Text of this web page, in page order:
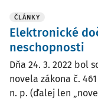
ČLÁNKY
Elektronické
neschopnosti
Dňa 24. 3. 2022 bol
novela zákona č.
n. p. (ďalej len